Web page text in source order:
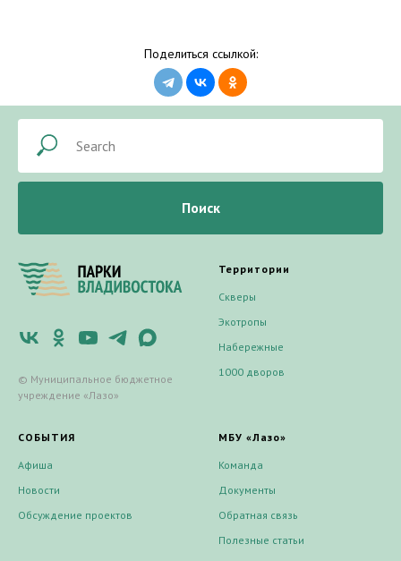
Поделиться ссылкой:
Поиск
© Муниципальное бюджетное
учреждение «Лазо»
Территории
Скверы
Экотропы
Набережные
1000 дворов
СОБЫТИЯ
Афиша
Новости
Обсуждение проектов
МБУ «Лазо»
Команда
Документы
Обратная связь
Полезные статьи